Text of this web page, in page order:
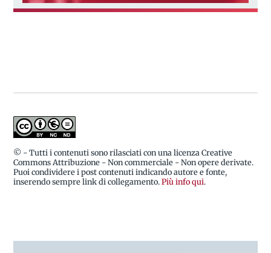
© - Tutti i contenuti sono rilasciati con una licenza Creative
Commons Attribuzione - Non commerciale - Non opere derivate.
Puoi condividere i post contenuti indicando autore e fonte,
inserendo sempre link di collegamento.Più info qui.